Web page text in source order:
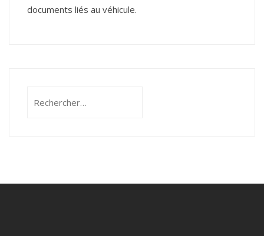
documents liés au véhicule.